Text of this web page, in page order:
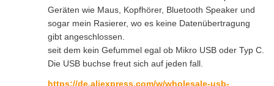
Geräten wie Maus, Kopfhörer, Bluetooth Speaker und
sogar mein Rasierer, wo es keine Datenübertragung
gibt angeschlossen.
seit dem kein Gefummel egal ob Mikro USB oder Typ C.
Die USB buchse freut sich auf jeden fall.
https://de.aliexpress.com/w/wholesale-usb-